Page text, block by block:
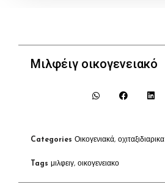
Μιλφέιγ οικογενειακό
Categories Οικογενιακά, οχιταξιδιαρικα
Tags μιλφειγ, οικογενειακο